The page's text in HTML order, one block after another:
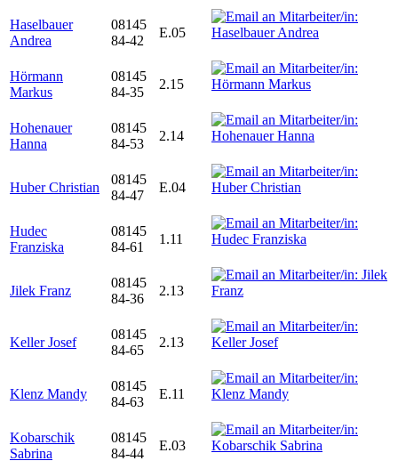
Haselbauer
Andrea
08145
84-42
E.05
Hörmann
Markus
08145
84-35
2.15
Hohenauer
Hanna
08145
84-53
2.14
Huber Christian
08145
84-47
E.04
Hudec
Franziska
08145
84-61
1.11
Jilek Franz
08145
84-36
2.13
Keller Josef
08145
84-65
2.13
Klenz Mandy
08145
84-63
E.11
Kobarschik
Sabrina
08145
84-44
E.03